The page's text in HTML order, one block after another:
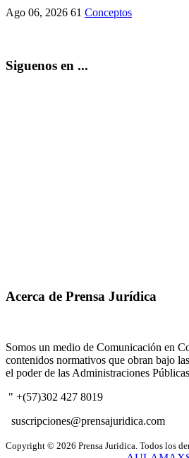
Ago 06, 2026 61 Conceptos
Siguenos en ...
Acerca de Prensa Jurídica
Somos un medio de Comunicación en
contenidos normativos que obran bajo
el poder de las Administraciones
" +(57)302 427 8019
suscripciones@prensajuridica.com
Copyright © 2026 Prensa Juridica. Todos los